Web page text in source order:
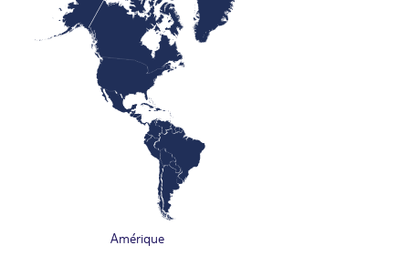
Amérique